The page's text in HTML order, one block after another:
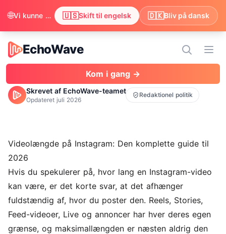
EchoWave
EchoWave
Åbn
Kom i gang →
Skrevet af EchoWave-teamet
Opdateret juli 2026
Redaktionel politik
Videolængde på Instagram: Den komplette guide til
2026
Hvis du spekulerer på, hvor lang en Instagram-video
kan være, er det korte svar, at det afhænger
fuldstændig af, hvor du poster den. Reels, Stories,
Feed-videoer, Live og annoncer har hver deres egen
grænse, og maksimallængden er næsten aldrig den
🌐 Vi kunne se, at din browser foretrækker engelsk. Vil du skifte for at få indholdet på engelsk? 🇺🇸Skift til engelsk 🇩🇰Bliv på dansk